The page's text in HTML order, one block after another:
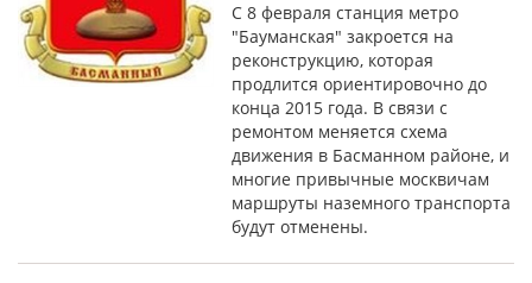
С 8 февраля станция метро
"Бауманская" закроется на
реконструкцию, которая
продлится ориентировочно до
конца 2015 года. В связи с
ремонтом меняется схема
движения в Басманном районе, и
многие привычные москвичам
маршруты наземного транспорта
будут отменены.